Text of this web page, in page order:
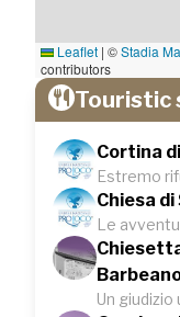
Leaflet | ©Stadia
contributors
Touristic
Cortina
Estremo
Chiesa
Le
Un